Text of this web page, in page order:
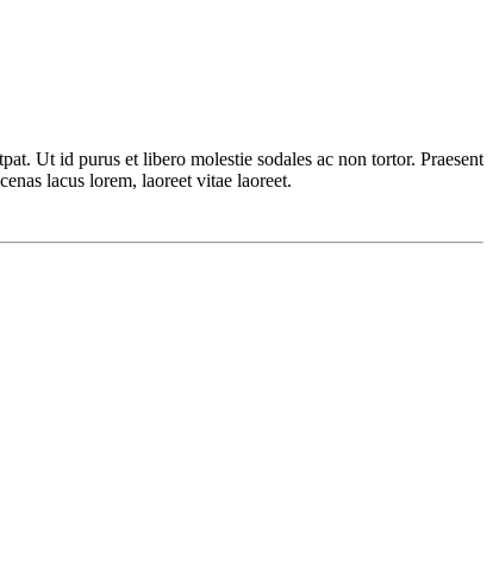
Ut id purus et libero molestie sodales ac non tortor. Praesent
lacus lorem, laoreet vitae laoreet.